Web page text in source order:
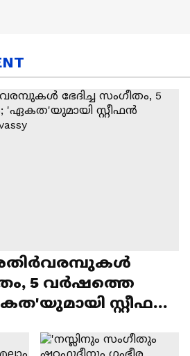
5 വർഷത്തെ
സ്റ്റീഫൻ